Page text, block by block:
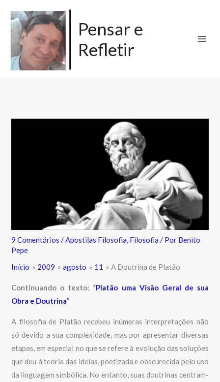
para
conteúdo
Pensar e
Refletir
9 Comentários / Apostilas Filosofia Filosofia / Por Benito
Pepe
Início
2009 agosto 11 A Doutrina de Platão
Continuando o texto: “Platão uma Visão Geral de sua
Obra e Doutrina“
A filosofia de Platão recebeu inúmeras interpretações não
só devido a sua complexidade, mas por apresentar diversas
etapas, em especial no que se refere à evolução das soluções
que deu à teoria das ideias, poetizada e obscurecida pelo uso
da linguagem simbólica. No entanto, suas doutrinas centram-